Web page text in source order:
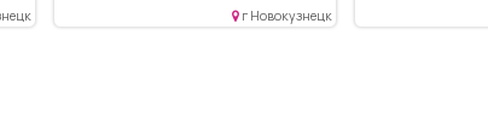
г Новокузнецк